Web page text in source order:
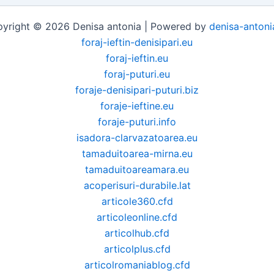
© 2026 Denisa antonia | Powered by denisa-
foraj-ieftin-denisipari.eu
foraj-ieftin.eu
foraj-puturi.eu
foraje-denisipari-puturi.biz
foraje-ieftine.eu
foraje-puturi.info
isadora-clarvazatoarea.eu
tamaduitoarea-mirna.eu
tamaduitoareamara.eu
acoperisuri-durabile.lat
articole360.cfd
articoleonline.cfd
articolhub.cfd
articolplus.cfd
articolromaniablog.cfd